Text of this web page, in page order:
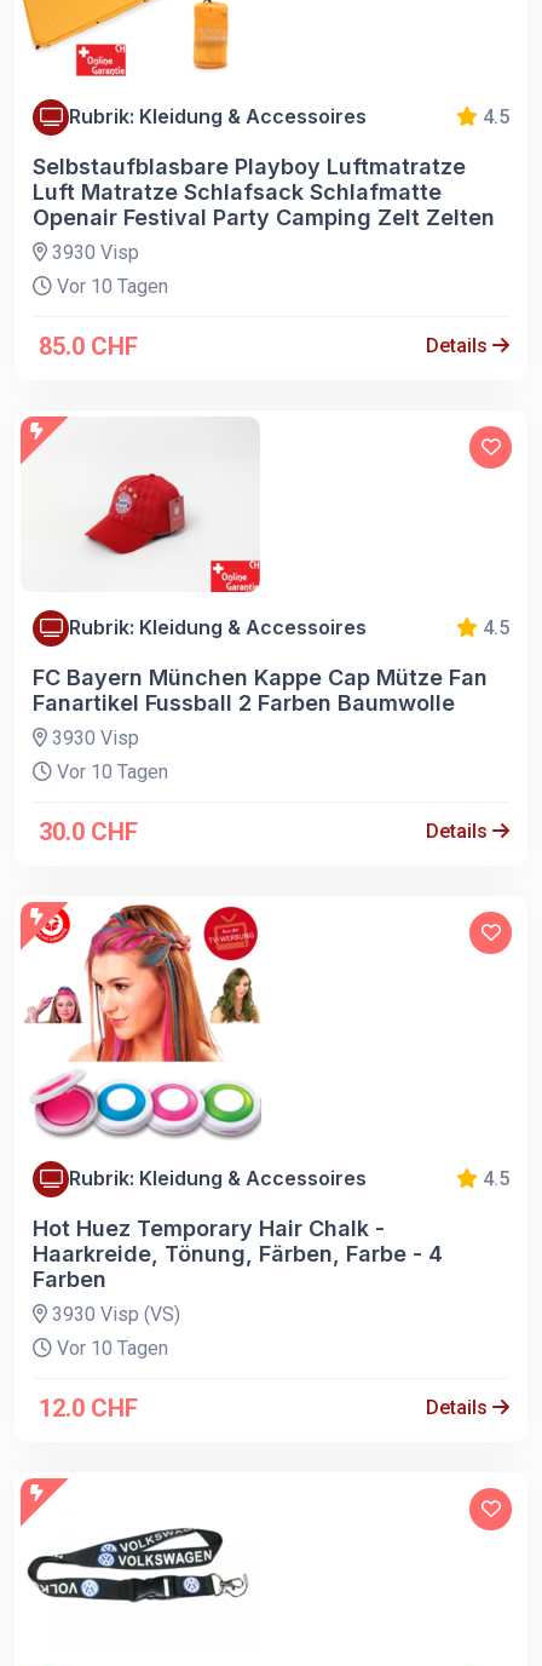
Rubrik: Kleidung & Accessoires 4.5
Selbstaufblasbare Playboy Luftmatratze
Luft Matratze Schlafsack Schlafmatte
Openair Festival Party Camping Zelt Zelten
3930 Visp
Vor 10 Tagen
85.0 CHF Details
Rubrik: Kleidung & Accessoires 4.5
FC Bayern München Kappe Cap Mütze Fan
Fanartikel Fussball 2 Farben Baumwolle
3930 Visp
Vor 10 Tagen
30.0 CHF Details
Rubrik: Kleidung & Accessoires 4.5
Hot Huez Temporary Hair Chalk -
Haarkreide, Tönung, Färben, Farbe - 4
Farben
3930 Visp (VS)
Vor 10 Tagen
12.0 CHF Details